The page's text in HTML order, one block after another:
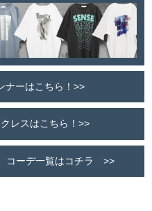
ナーはこちら！>>
レスはこちら！>>
コーデ一覧はコチラ >>